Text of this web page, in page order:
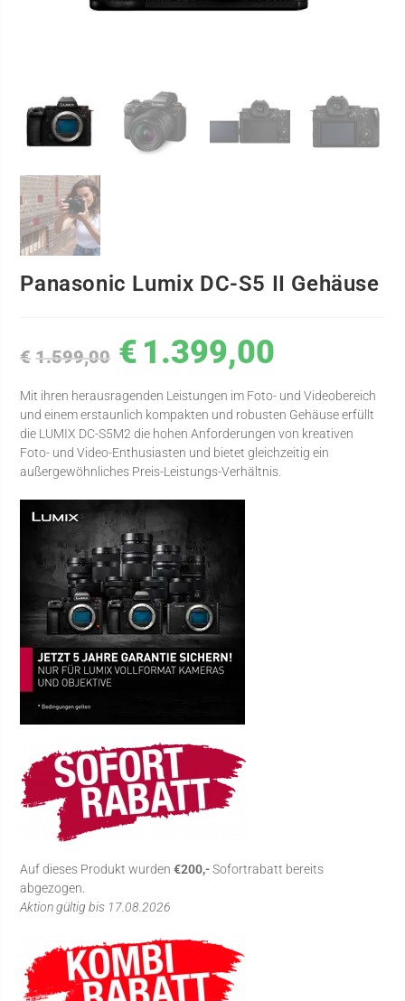
Panasonic Lumix DC-S5 II Gehäuse
€ 1.599,00 € 1.399,00
Mit ihren herausragenden Leistungen im Foto- und Videobereich
und einem erstaunlich kompakten und robusten Gehäuse erfüllt
die LUMIX DC-S5M2 die hohen Anforderungen von kreativen
Foto- und Video-Enthusiasten und bietet gleichzeitig ein
außergewöhnliches Preis-Leistungs-Verhältnis.
Auf dieses Produkt wurden€200,-Sofortrabatt bereits
abgezogen.
Aktion gültig bis 17.08.2026